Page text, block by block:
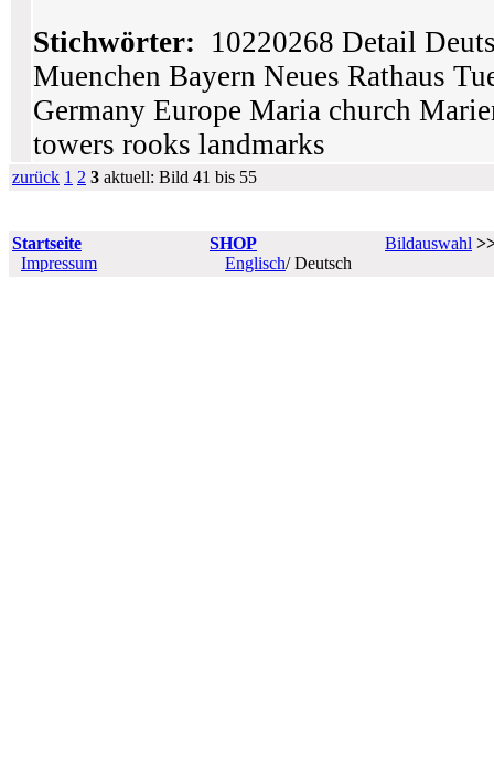
Stichwörter: 10220268 Detail
Muenchen Bayern Neues Rathaus
Germany Europe Maria church
towers rooks landmarks
zurück 1 2 3 aktuell: Bild 41 bis 55
Startseite SHOP Bildauswahl
Impressum
Englisch/ Deutsch